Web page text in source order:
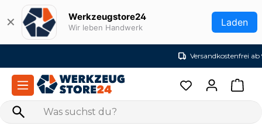
Zum Hauptinhalt springen
✕ Werkzeugstore24
Wir leben Handwerk Laden
Versandkostenfrei ab 99€ (DE)